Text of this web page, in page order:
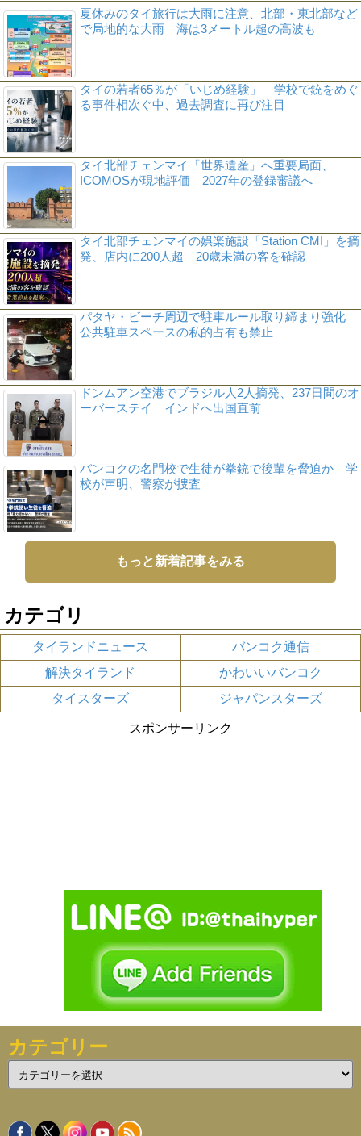
夏休みのタイ旅行は大雨に注意、北部・東北部など
で局地的な大雨 海は3メートル超の高波も
タイの若者65％が「いじめ経験」 学校で銃をめぐ
る事件相次ぐ中、過去調査に再び注目
タイ北部チェンマイ「世界遺産」へ重要局面、
ICOMOSが現地評価 2027年の登録審議へ
タイ北部チェンマイの娯楽施設「Station CMI」を摘
発、店内に200人超 20歳未満の客を確認
パタヤ・ビーチ周辺で駐車ルール取り締まり強化
公共駐車スペースの私的占有も禁止
ドンムアン空港でブラジル人2人摘発、237日間のオ
ーバーステイ インドへ出国直前
バンコクの名門校で生徒が拳銃で後輩を脅迫か 学
校が声明、警察が捜査
もっと新着記事をみる
カテゴリ
タイランドニュース
バンコク通信
解決タイランド
かわいいバンコク
タイスターズ
ジャパンスターズ
スポンサーリンク
カテゴリー
テ
リ